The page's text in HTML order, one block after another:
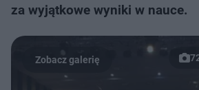
za wyjątkowe wyniki w nauce.